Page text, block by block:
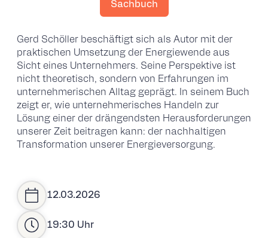
Sachbuch
Gerd Schöller beschäftigt sich als Autor mit der
praktischen Umsetzung der Energiewende aus
Sicht eines Unternehmers. Seine Perspektive ist
nicht theoretisch, sondern von Erfahrungen im
unternehmerischen Alltag geprägt. In seinem Buch
zeigt er, wie unternehmerisches Handeln zur
Lösung einer der drängendsten Herausforderungen
unserer Zeit beitragen kann: der nachhaltigen
Transformation unserer Energieversorgung.
12.03.2026
19:30 Uhr